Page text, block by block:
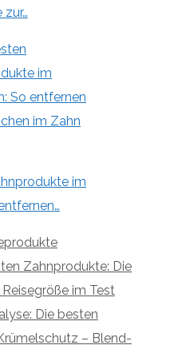
im
Zahnprodukte: Die
im Test
Die besten
– Blend-